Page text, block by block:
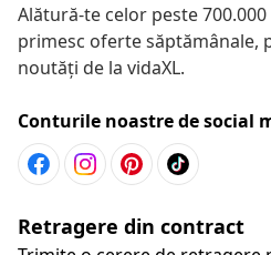
Alătură-te celor peste
primesc oferte săptămânale,
noutăți de la vidaXL.
Conturile noastre de social
Retragere din contract